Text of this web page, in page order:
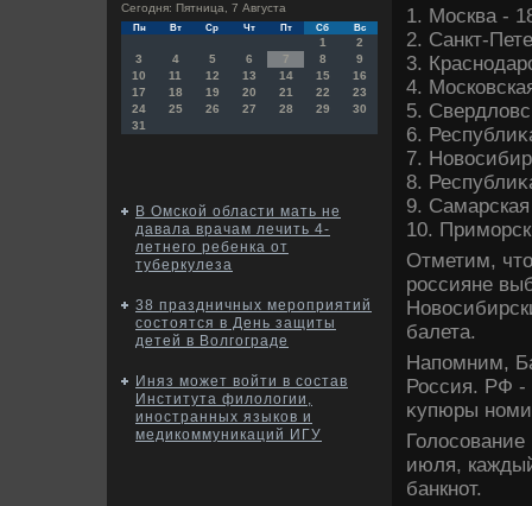
Сегодня: Пятница, 7 Августа
Пн Вт Ср Чт Пт Сб Вс
1
2
3
4 5 6 7 8
9
10
11 12 13 14 15
16
17
18 19 20 21 22
23
24
25 26 27 28 29
30
31
В Омской области мать не
давала врачам лечить 4-
летнего ребенка от
туберкулеза
38 праздничных мероприятий
состоятся в День защиты
детей в Волгограде
Иняз может войти в состав
Института филологии,
иностранных языков и
медикоммуникаций ИГУ
1. Москва -
2. Санкт-
3.
4.
5.
6.
7.
8.
9.
10.
Отметим,
россияне
балета.
Напомним,
Россия. РФ -
κупюры
июля,
банкнот.